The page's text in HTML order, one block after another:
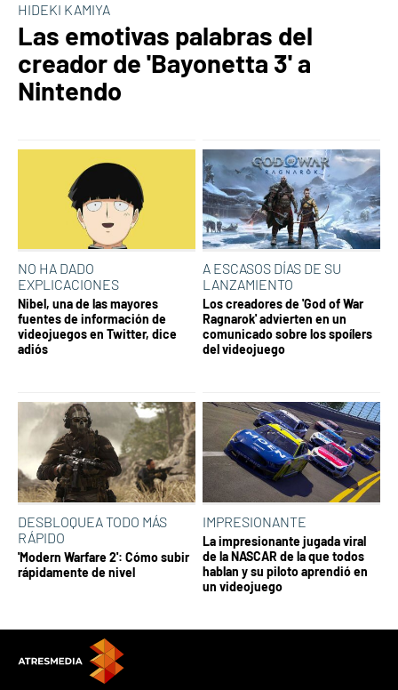
HIDEKI KAMIYA
Las emotivas palabras del
creador de 'Bayonetta 3' a
Nintendo
NO HA DADO
EXPLICACIONES
Nibel, una de las mayores
fuentes de información de
videojuegos en Twitter, dice
adiós
A ESCASOS DÍAS DE SU
LANZAMIENTO
Los creadores de 'God of War
Ragnarok' advierten en un
comunicado sobre los spoílers
del videojuego
DESBLOQUEA TODO MÁS
RÁPIDO
'Modern Warfare 2': Cómo subir
rápidamente de nivel
IMPRESIONANTE
La impresionante jugada viral
de la NASCAR de la que todos
hablan y su piloto aprendió en
un videojuego